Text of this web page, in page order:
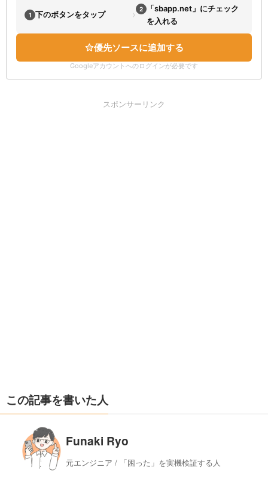
1 下のボタンをタップ › 2
「sbapp.net」にチェック
を入れる
優先ソースに追加する
Googleアカウントへのログインが必要です
スポンサーリンク
この記事を書いた人
Funaki Ryo
元エンジニア / 「困った」を実機検証する人